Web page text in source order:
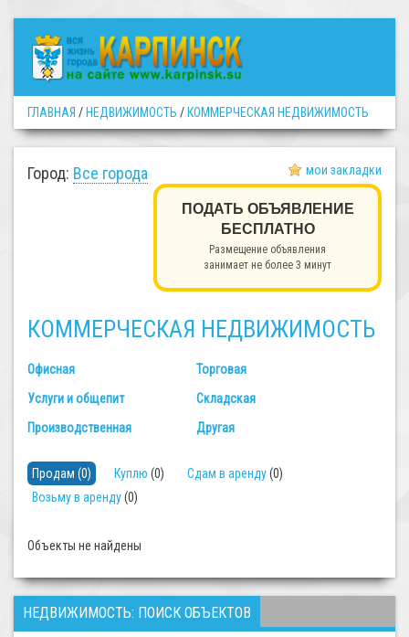
ГЛАВНАЯ / НЕДВИЖИМОСТЬ / КОММЕРЧЕСКАЯ НЕДВИЖИМОСТЬ
Город: Все города мои закладки
ПОДАТЬ ОБЪЯВЛЕНИЕ
БЕСПЛАТНО
Размещение объявления
занимает не более 3 минут
КОММЕРЧЕСКАЯ НЕДВИЖИМОСТЬ
Офисная
Торговая
Услуги и общепит
Складская
Производственная
Другая
Продам (0) Куплю (0) Сдам в аренду(0)
Возьму в аренду(0)
Объекты не найдены
НЕДВИЖИМОСТЬ: ПОИСК ОБЪЕКТОВ